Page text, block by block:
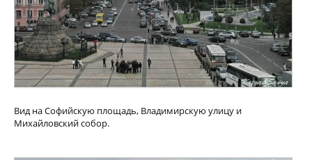
Вид на Софийскую площадь, Владимирскую улицу и
Михайловский собор.